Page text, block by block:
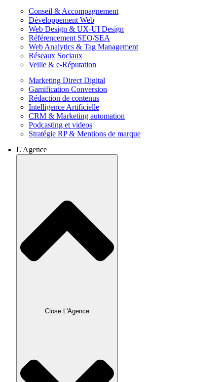
Conseil & Accompagnement
Développement Web
Web Design & UX-UI Design
Référencement SEO/SEA
Web Analytics & Tag Management
Réseaux Sociaux
Veille & e-Réputation
Marketing Direct Digital
Gamification Conversion
Rédaction de contenus
Intelligence Artificielle
CRM & Marketing automation
Podcasting et videos
Stratégie RP & Mentions de marque
L'Agence
Close L'Agence